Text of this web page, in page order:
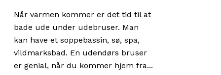
Når varmen kommer er det tid til at
bade ude under udebruser. Man
kan have et soppebassin, sø, spa,
vildmarksbad. En udendørs bruser
er genial, når du kommer hjem fra...